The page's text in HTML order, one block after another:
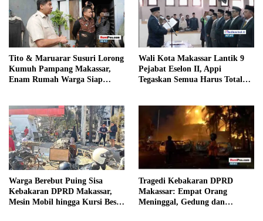
Tito & Maruarar Susuri Lorong
Kumuh Pampang Makassar,
Enam Rumah Warga Siap
Wali Kota Makassar Lantik 9
Pejabat Eselon II, Appi
Tegaskan Semua Harus Total
Warga Berebut Puing Sisa
Kebakaran DPRD Makassar,
Mesin Mobil hingga Kursi Besi
Tragedi Kebakaran DPRD
Makassar: Empat Orang
Meninggal, Gedung dan